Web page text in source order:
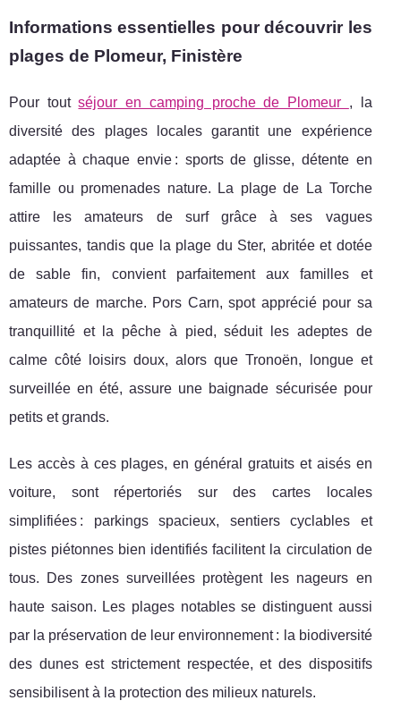
Informations essentielles pour découvrir les
plages de Plomeur, Finistère
Pour toutséjour en camping proche de Plomeur , la
diversité des plages locales garantit une expérience
adaptée à chaque envie : sports de glisse, détente en
famille ou promenades nature. La plage de La Torche
attire les amateurs de surf grâce à ses vagues
puissantes, tandis que la plage du Ster, abritée et dotée
de sable fin, convient parfaitement aux familles et
amateurs de marche. Pors Carn, spot apprécié pour sa
tranquillité et la pêche à pied, séduit les adeptes de
calme côté loisirs doux, alors que Tronoën, longue et
surveillée en été, assure une baignade sécurisée pour
petits et grands.
Les accès à ces plages, en général gratuits et aisés en
voiture, sont répertoriés sur des cartes locales
simplifiées : parkings spacieux, sentiers cyclables et
pistes piétonnes bien identifiés facilitent la circulation de
tous. Des zones surveillées protègent les nageurs en
haute saison. Les plages notables se distinguent aussi
par la préservation de leur environnement : la biodiversité
des dunes est strictement respectée, et des dispositifs
sensibilisent à la protection des milieux naturels.